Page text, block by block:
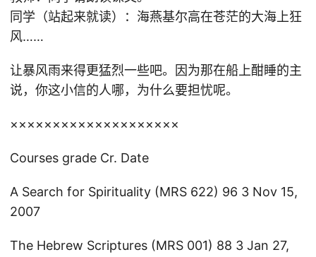
同学（站起来就读）：海燕基尔高在苍茫的大海上狂
风……
让暴风雨来得更猛烈一些吧。因为那在船上酣睡的主
说，你这小信的人哪，为什么要担忧呢。
××××××××××××××××××××
Courses grade Cr. Date
A Search for Spirituality (MRS 622) 96 3 Nov 15,
2007
The Hebrew Scriptures (MRS 001) 88 3 Jan 27,